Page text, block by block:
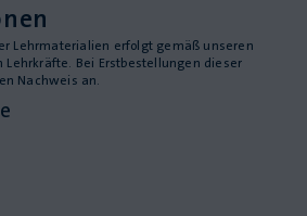
Lehrmaterialien erfolgt gemäß unseren
Lehrkräfte. Bei Erstbestellungen dieser
Nachweis an.